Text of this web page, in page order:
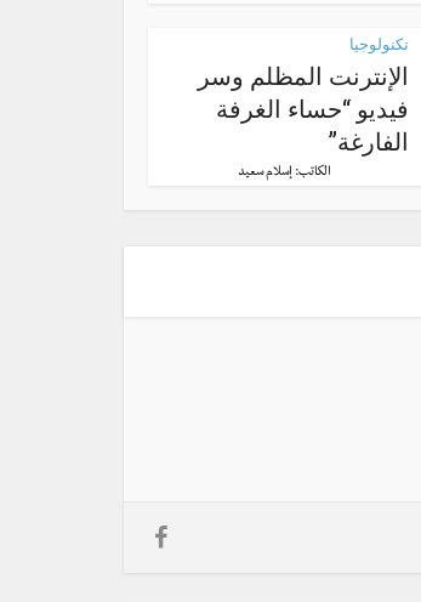
تكنولوجيا
الإنترنت المظلم وسر
فيديو “حساء الغرفة
الفارغة”
الكاتب: إسلام سعيد